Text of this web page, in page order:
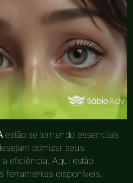
estão se tornando essenciais
otimizar seus
eficiência. Aqui estão
ferramentas disponíveis.